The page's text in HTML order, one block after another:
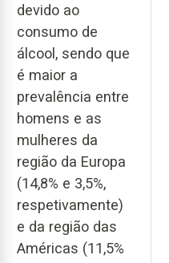
devido ao
consumo de
álcool, sendo que
é maior a
prevalência entre
homens e as
mulheres da
região da Europa
(14,8% e 3,5%,
respetivamente)
e da região das
Américas (11,5%